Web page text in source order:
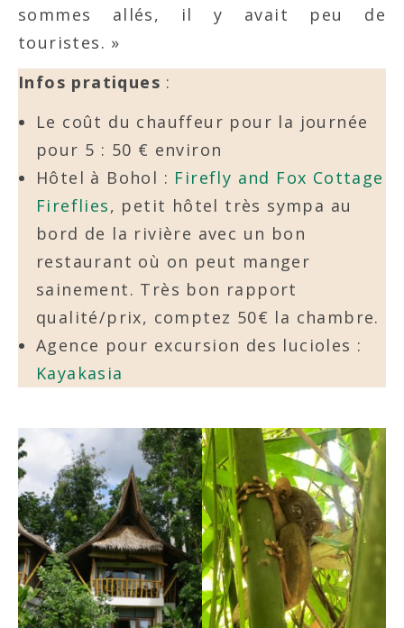
sommes allés, il y avait peu de
touristes. »
Infos pratiques :
Le coût du chauffeur pour la journée
pour 5 : 50 € environ
Hôtel à Bohol : Firefly and Fox Cottage
Fireflies, petit hôtel très sympa au
bord de la rivière avec un bon
restaurant où on peut manger
sainement. Très bon rapport
qualité/prix, comptez 50€ la chambre.
Agence pour excursion des lucioles :
Kayakasia